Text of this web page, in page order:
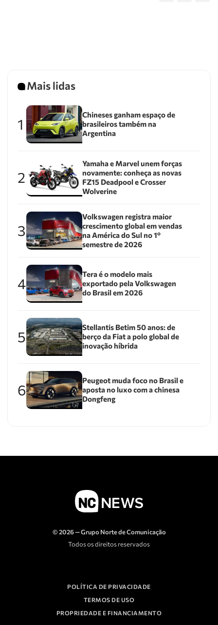
Mais lidas
1
Chineses ganham espaço de
brasileiros também na
Argentina
2
Yamaha e Marvel unem forças
novamente: conheça as novas
FZ15 Deadpool e Crosser
Wolverine
3
Volkswagen registra maior
crescimento global em vendas
na América do Sul no 1º
semestre de 2026
4
Tera é o modelo mais
exportado pela Volkswagen
do Brasil em 2026
5
Stellantis Betim 50 anos: de
berço da Fiat a polo global de
inovação híbrida
6
Peugeot muda foco no Brasil e
aposta no luxo com a chinesa
Dongfeng
© 2026 — Grupo Norte de Comunicação
Todos os direitos reservados
POLÍTICA DE PRIVACIDADE
TERMOS DE USO
PROPRIEDADE E FINANCIAMENTO